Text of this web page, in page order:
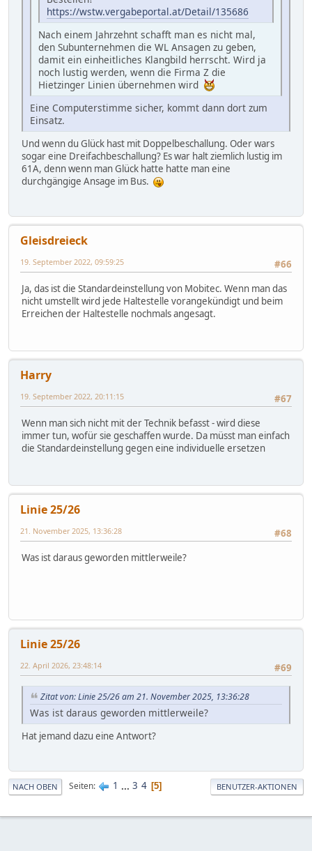
https://wstw.vergabeportal.at/Detail/135686
Nach einem Jahrzehnt schafft man es nicht mal,
den Subunternehmen die WL Ansagen zu geben,
damit ein einheitliches Klangbild herrscht. Wird ja
noch lustig werden, wenn die Firma Z die
Hietzinger Linien übernehmen wird
Eine Computerstimme sicher, kommt dann dort zum
Einsatz.
Und wenn du Glück hast mit Doppelbeschallung. Oder wars
sogar eine Dreifachbeschallung? Es war halt ziemlich lustig im
61A, denn wenn man Glück hatte hatte man eine
durchgängige Ansage im Bus.
Gleisdreieck
#66
19. September 2022, 09:59:25
Ja, das ist die Standardeinstellung von Mobitec. Wenn man das
nicht umstellt wird jede Haltestelle vorangekündigt und beim
Erreichen der Haltestelle nochmals angesagt.
Harry
#67
19. September 2022, 20:11:15
Wenn man sich nicht mit der Technik befasst - wird diese
immer tun, wofür sie geschaffen wurde. Da müsst man einfach
die Standardeinstellung gegen eine individuelle ersetzen
Linie 25/26
#68
21. November 2025, 13:36:28
Was ist daraus geworden mittlerweile?
Linie 25/26
#69
22. April 2026, 23:48:14
Zitat von: Linie 25/26 am 21. November 2025, 13:36:28
Was ist daraus geworden mittlerweile?
Hat jemand dazu eine Antwort?
NACH OBEN Seiten 1 ... 3 4 5 BENUTZER-AKTIONEN